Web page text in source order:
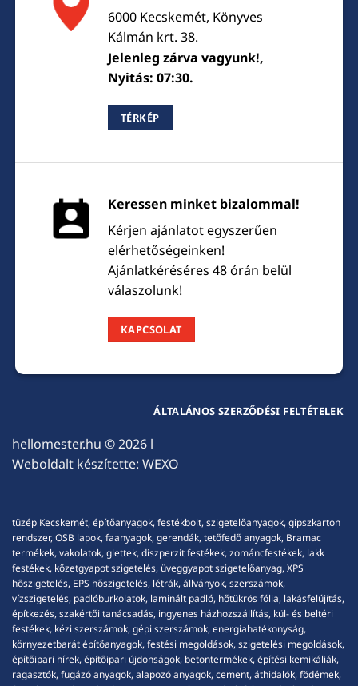
6000 Kecskemét, Könyves
Kálmán krt. 38.
Jelenleg zárva vagyunk!,
Nyitás: 07:30.
TÉRKÉP
Keressen minket bizalommal!
Kérjen ajánlatot egyszerűen
elérhetőségeinken!
Ajánlatkéréséres 48 órán belül
válaszolunk!
KAPCSOLAT
hellomester.hu © 2026 l
Weboldalt készítette: WEXO
ÁLTALÁNOS SZERZŐDÉSI FELTÉTELEK
tüzép Kecskemét, építőanyagok, festékbolt, szigetelőanyagok, gipszkarton
rendszer, OSB lapok, faanyagok, gerendák, tetőfedő anyagok, Bramac
termékek, vakolatok, glettek, diszperzit festékek, zománcfestékek, lakk
festékek, kőzetgyapot szigetelés, üveggyapot szigetelőanyag, XPS
hőszigetelés, EPS hőszigetelés, létrák, állványok, szerszámok,
vízszigetelés, padlóburkolatok, laminált padló, hőtükrös fólia, lakásfelújítás,
építkezés, szakértői tanácsadás, ingyenes házhozszállítás, kül- és beltéri
festékek, kézi szerszámok, gépi szerszámok, energiahatékonyság,
környezetbarát építőanyagok, festési megoldások, szigetelési megoldások,
építőipari hírek, építőipari újdonságok, betontermékek, építési kemikáliák,
ragasztók, fugázó anyagok, alapozó anyagok, cement, áthidalók, födémek,